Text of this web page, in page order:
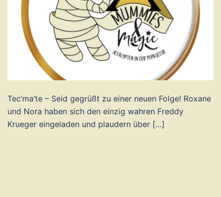
Tec’ma’te – Seid gegrüßt zu einer neuen Folge! Roxane
und Nora haben sich den einzig wahren Freddy
Krueger eingeladen und plaudern über […]